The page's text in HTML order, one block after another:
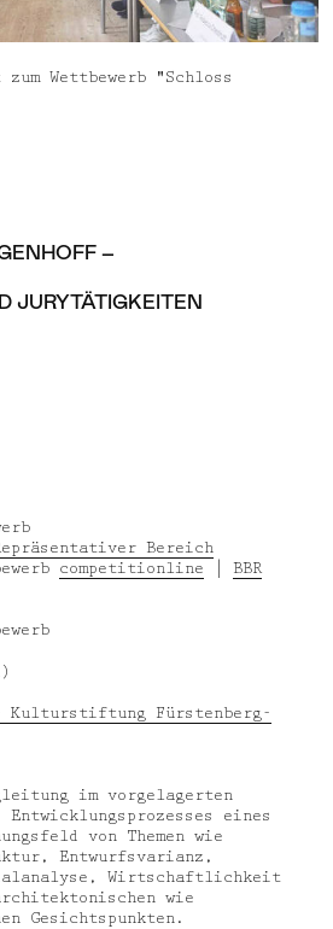
Jobs
Impressum
Wettbewerb "Schloss
–
JURYTÄTIGKEITEN
Bereich
competitionline
BBR
Kulturstiftung Fürstenberg-
im vorgelagerten
Entwicklungsprozesses eines
von Themen wie
Entwurfsvarianz,
Wirtschaftlichkeit
wie
Gesichtspunkten.